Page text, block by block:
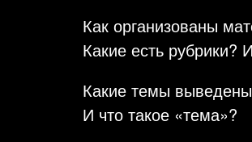
Как организованы
Какие есть рубрики?
Какие темы
И что такое «тема»?